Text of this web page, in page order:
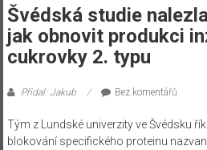
Švédská studie
jak obnovit produkci
cukrovky 2. typu
Přidal: Jakub Bez komentářů
Tým z Lundské univerzity ve Švédsku
blokování specifického proteinu